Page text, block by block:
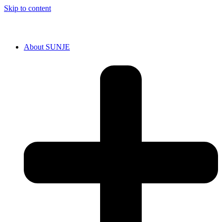
Skip to content
About SUNJE